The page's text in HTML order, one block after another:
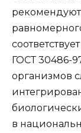
ГОСТ 30486-
организмов
в